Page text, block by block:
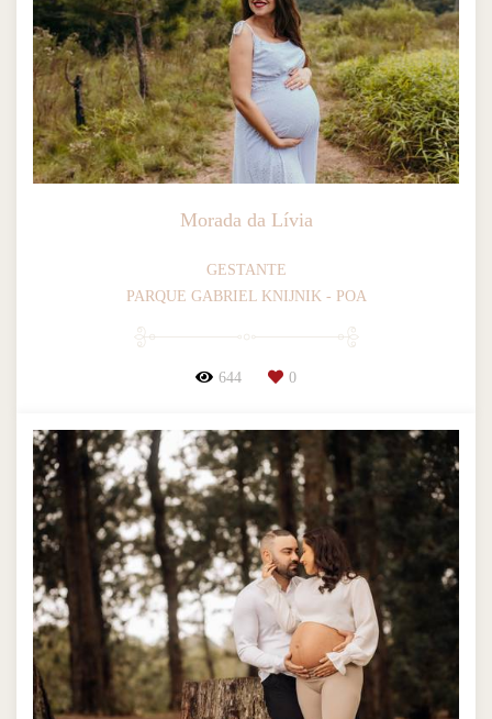
Morada da Lívia
GESTANTE
PARQUE GABRIEL KNIJNIK - POA
644 0